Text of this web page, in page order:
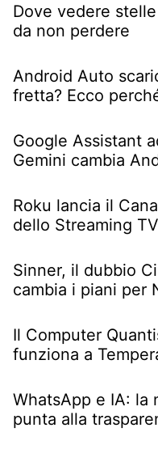
Dove vedere
da non perdere
Android Auto
fretta? Ecco
Google Assistant
Gemini cambia
Roku lancia il
dello Streaming TV
Sinner, il dubbio
cambia i piani per
Il Computer
funziona a
WhatsApp e IA: la
punta alla